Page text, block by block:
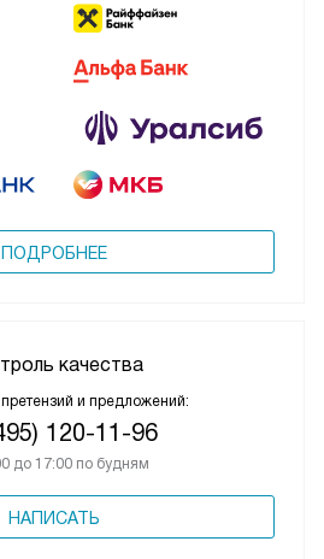
ПОДРОБНЕЕ
качества
и предложений:
120-11-96
до 17:00 по будням
НАПИСАТЬ